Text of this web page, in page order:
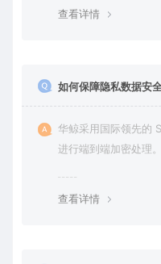
查看详情
如何保障隐私数据安
华鲸采用国际领先的
进行端到端加密处理
查看详情